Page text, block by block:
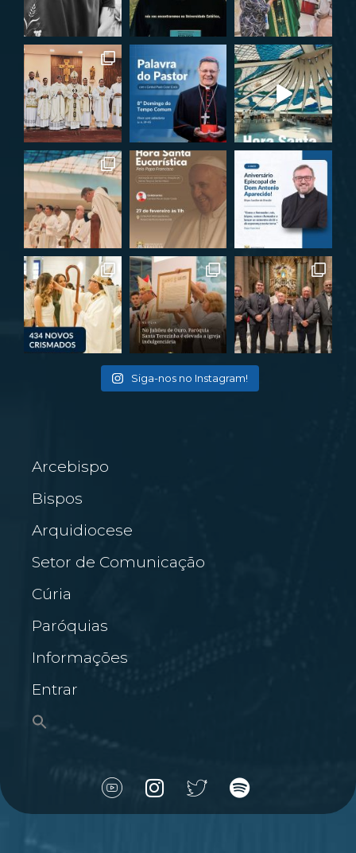
Siga-nos no Instagram!
Arcebispo
Bispos
Arquidiocese
Setor de Comunicação
Cúria
Paróquias
Informações
Entrar